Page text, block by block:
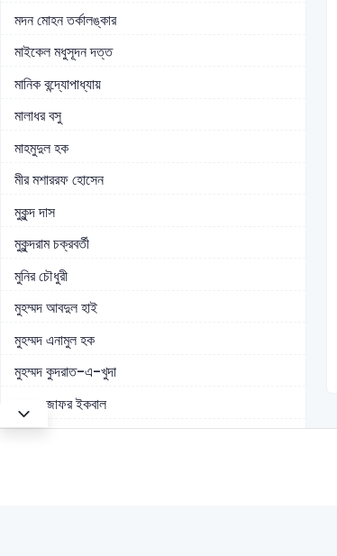
মদন মোহন তর্কালঙ্কার
মাইকেল মধুসূদন দত্ত
মানিক বন্দ্যোপাধ্যায়
মালাধর বসু
মাহমুদুল হক
মীর মশাররফ হোসেন
মুকুন্দ দাস
মুকুন্দরাম চক্রবর্তী
মুনির চৌধুরী
মুহম্মদ আবদুল হাই
মুহম্মদ এনামুল হক
মুহম্মদ কুদরাত-এ-খুদা
মুহম্মদ জাফর ইকবাল
মুহম্মদ শহীদুল্লাহ